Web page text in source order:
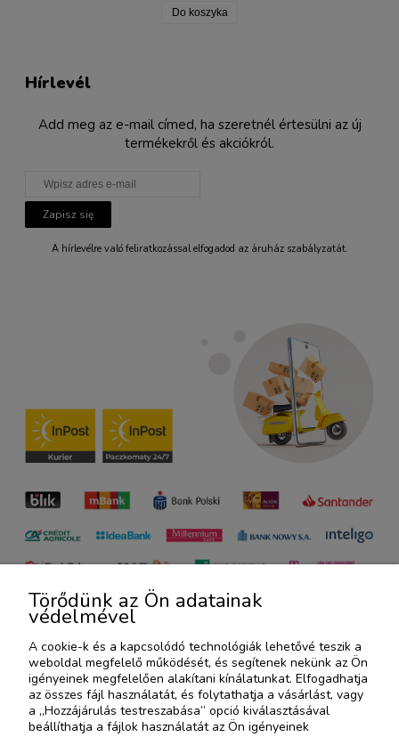
Do koszyka
Hírlevél
Add meg az e-mail címed, ha szeretnél értesülni az új
termékekről és akciókról.
Zapisz się
A hírlevélre való feliratkozással elfogadod az áruház szabályzatát.
WE ARE THE COFFEE
AKCIÓK ÉS ÚJ TERMÉKEK
Törődünk az Ön adatainak
védelmével
A cookie-k és a kapcsolódó technológiák lehetővé teszik a
weboldal megfelelő működését, és segítenek nekünk az Ön
igényeinek megfelelően alakítani kínálatunkat. Elfogadhatja
az összes fájl használatát, és folytathatja a vásárlást, vagy
a „Hozzájárulás testreszabása” opció kiválasztásával
beállíthatja a fájlok használatát az Ön igényeinek